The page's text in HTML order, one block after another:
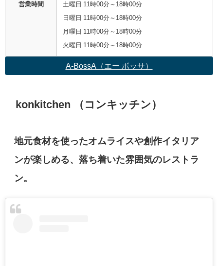
営業時間 土曜日 11時00分～18時00分
日曜日 11時00分～18時00分
月曜日 11時00分～18時00分
火曜日 11時00分～18時00分
A-BossA（エー ボッサ）
konkitchen （コンキッチン）
地元食材を使ったオムライスや創作イタリア
ンが楽しめる、落ち着いた雰囲気のレストラ
ン。